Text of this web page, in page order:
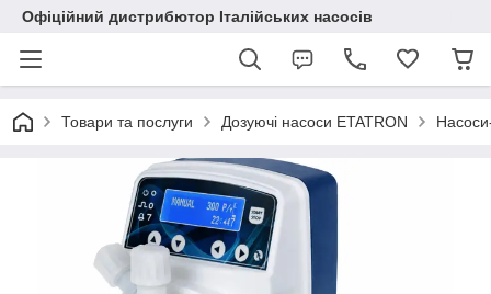
Офіційний дистрибютор Італійських насосів
Товари та послуги Дозуючі насоси ETATRON